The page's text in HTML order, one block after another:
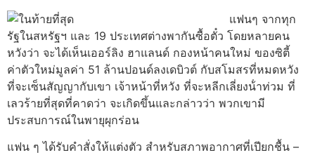
แฟนๆ จากทุก
รัฐในสหรัฐฯ และ 19 ประเทศต่างพากันซื้อตั๋ว โดยหลายคน
หวังว่า จะได้เห็นเออร์ลิง ฮาแลนด์ กองหน้าคนใหม่ ของซิตี้
ค่าตัวใหม่มูลค่า 51 ล้านปอนด์ลงเดบิวต์ กับสโมสรที่หมดหวัง
ที่จะเซ็นสัญญากับเขา เจ้าหน้าที่หวัง ที่จะหลีกเลี่ยงน้ําท่วม ที่
เลวร้ายที่สุดที่คาดว่า จะเกิดขึ้นและกล่าวว่า พวกเขามี
ประสบการณ์ในพายุผุกร่อน
แฟน ๆ ได้รับคําสั่งให้แต่งตัว สําหรับสภาพอากาศที่เปียกชื้น –